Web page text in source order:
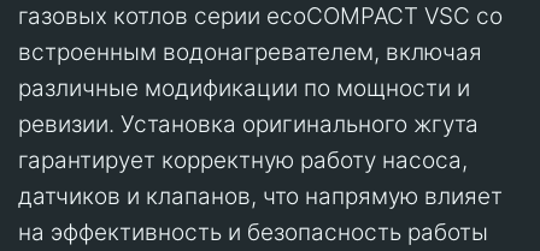
газовых котлов серии ecoCOMPACT VSC со
встроенным водонагревателем, включая
различные модификации по мощности и
ревизии. Установка оригинального жгута
гарантирует корректную работу насоса,
датчиков и клапанов, что напрямую влияет
на эффективность и безопасность работы